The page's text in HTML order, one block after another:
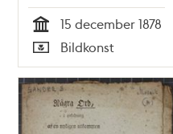
Skämt, Humor och
Satir, nr 50, den 15
december 1878
Tid
15 december 1878
Typ
Bildkonst